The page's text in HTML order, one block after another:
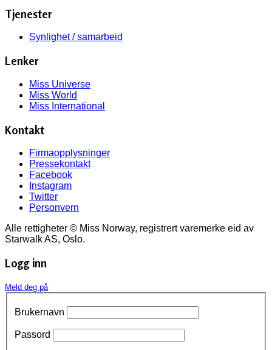
Tjenester
Synlighet / samarbeid
Lenker
Miss Universe
Miss World
Miss International
Kontakt
Firmaopplysninger
Pressekontakt
Facebook
Instagram
Twitter
Personvern
Alle rettigheter © Miss Norway, registrert varemerke eid av
Starwalk AS, Oslo.
Logg inn
Meld deg på
Brukernavn
Passord